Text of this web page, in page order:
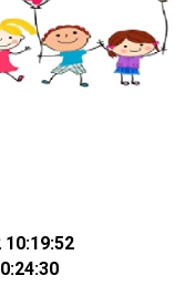
10:19:52